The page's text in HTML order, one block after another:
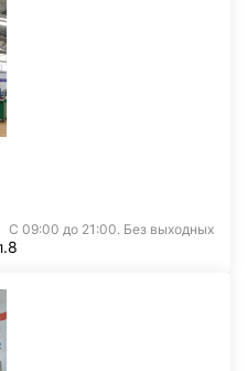
С 09:00 до 21:00. Без выходных